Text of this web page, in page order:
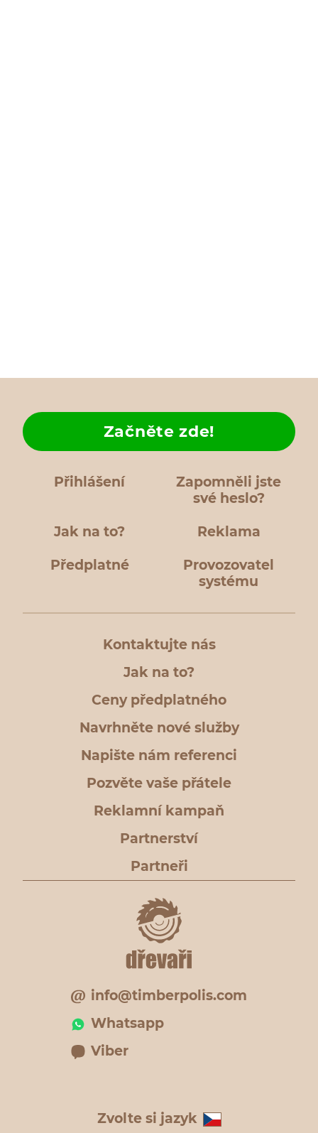
Přihlášení
Zapomněli jste
své heslo?
Jak na to?
Začněte zde!
Reklama
Předplatné
Provozovatel
systému
Kontaktujte nás
Jak na to?
Ceny předplatného
Navrhněte nové služby
Napište nám referenci
Pozvěte vaše přátele
Reklamní kampaň
Partnerství
Partneři
info@timberpolis.com
Whatsapp
Viber
Zvolte si jazyk